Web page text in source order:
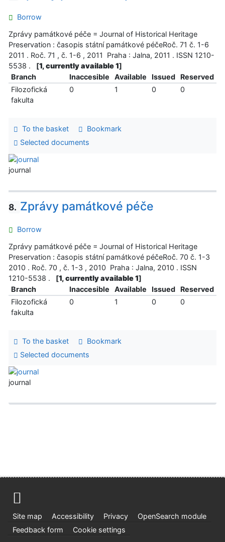
Borrow
Zprávy památkové péče = Journal of Historical Heritage
Preservation : časopis státní památkové péčeRoč. 71 č. 1-6
2011 . Roč. 71 , č. 1-6 , 2011 Praha : Jalna, 2011 . ISSN 1210-
5538 .
[1, currently available 1]
Branch
Inaccesible Available Issued
Reserved
Filozofická
fakulta
0 1 0 0
To the basket
Bookmark
Selected documents
journal
8. Zprávy památkové péče
Borrow
Zprávy památkové péče = Journal of Historical Heritage
Preservation : časopis státní památkové péčeRoč. 70 č. 1-3
2010 . Roč. 70 , č. 1-3 , 2010 Praha : Jalna, 2010 . ISSN
1210-5538 .
[1, currently available 1]
Branch
Inaccesible Available Issued
Reserved
Filozofická
fakulta
0 1 0 0
To the basket
Bookmark
Selected documents
journal
Site map Accessibility Privacy
OpenSearch module
Feedback form
Cookie settings